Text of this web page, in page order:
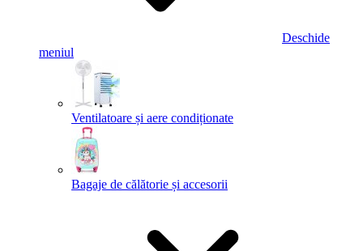
Deschide
meniul
Ventilatoare și aere condiționate
Bagaje de călătorie și accesorii